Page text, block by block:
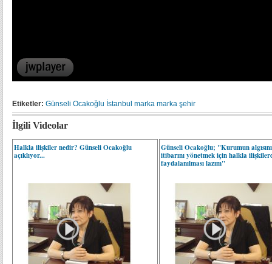
Etiketler: Günseli Ocakoğlu İstanbul marka marka şehir
İlgili Videolar
Halkla ilişkiler nedir? Günseli Ocakoğlu
açıklıyor...
Günseli Ocakoğlu; "Kurumun
itibarını yönetmek için halkla
faydalanılması lazım"